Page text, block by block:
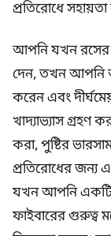
প্রতিরোধে সহায়তা
আপনি যখন রসের
দেন, তখন আপনি
করেন এবং
খাদ্যাভ্যাস গ্রহণ
করা, পুষ্টির
প্রতিরোধের জন্য
যখন আপনি একটি
ফাইবারের গুরুত্ব